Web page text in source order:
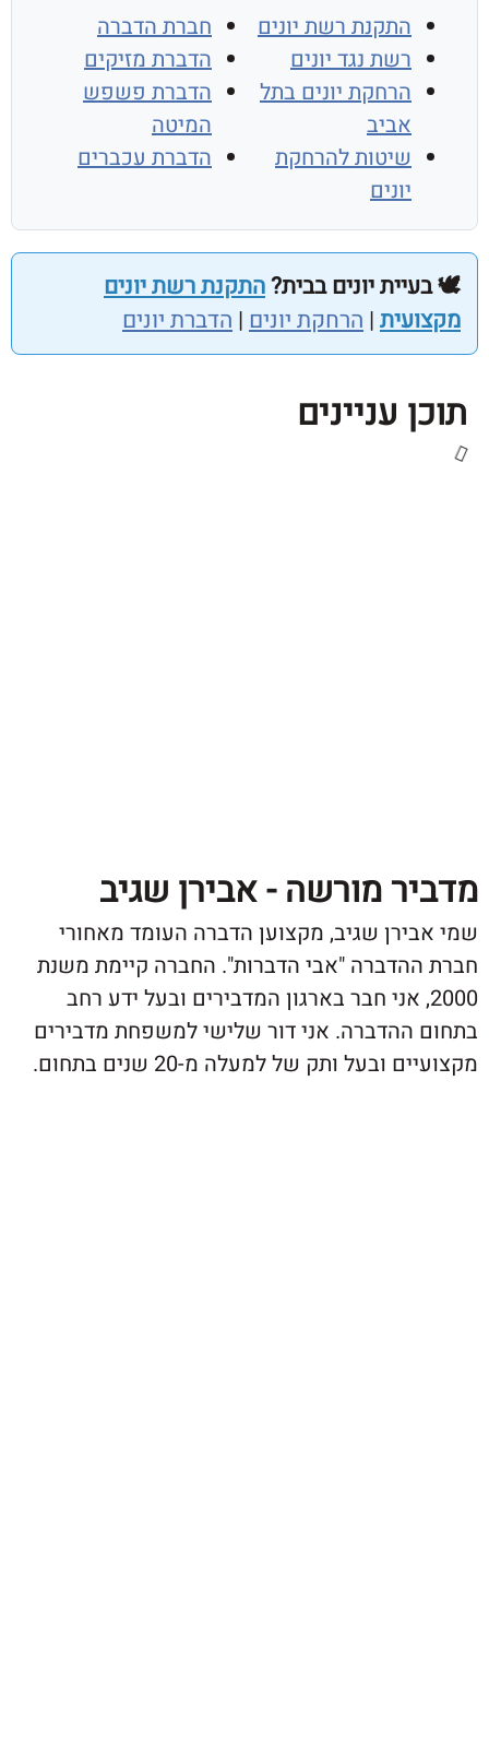
התקנת רשת יונים
רשת נגד יונים
הרחקת יונים בתל
שיטות להרחקת
חברת הדברה
הדברת מזיקים
הדברת פשפש
הדברת עכברים
יונים בבית?התקנת רשת יונים
|הרחקת יונים|הדברת יונים
עניינים
מורשה - אבירן שגיב
שגיב, מקצוען הדברה העומד מאחורי
"אבי הדברות". החברה קיימת משנת
אני חבר בארגון המדבירים ובעל ידע רחב
אני דור שלישי למשפחת מדבירים
ותק של למעלה מ-20 שנים בתחום.